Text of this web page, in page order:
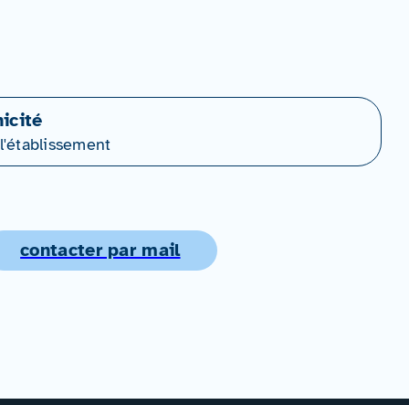
contacter par mail